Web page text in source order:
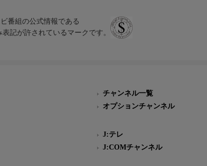
番組の公式情報である
記が許されているマークです。
チャンネル一覧
オプションチャンネル
J:テレ
J:COMチャンネル